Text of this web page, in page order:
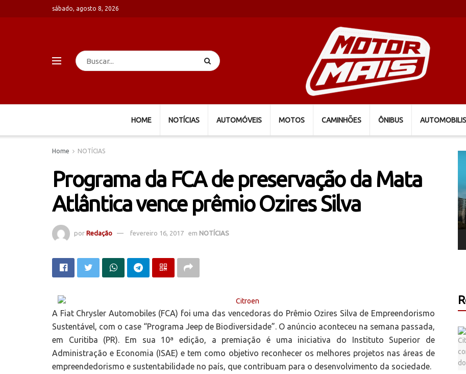
sábado, agosto 8, 2026
HOME NOTÍCIAS AUTOMÓVEIS MOTOS CAMINHÕES ÔNIBUS
Home NOTÍCIAS
Programa da FCA de preservação da Mata
Atlântica vence prêmio Ozires Silva
por Redação fevereiro 16, 2017 em NOTÍCIAS
A Fiat Chrysler Automobiles (FCA) foi uma das vencedoras do Prêmio Ozires Silva de Empreendorismo
Sustentável, com o case “Programa Jeep de Biodiversidade”. O anúncio aconteceu na semana passada,
em Curitiba (PR). Em sua 10ª edição, a premiação é uma iniciativa do Instituto Superior de
Administração e Economia (ISAE) e tem como objetivo reconhecer os melhores projetos nas áreas de
empreendedorismo e sustentabilidade no país, que contribuam para o desenvolvimento da sociedade.